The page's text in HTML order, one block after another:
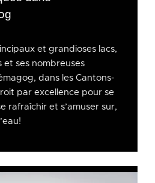
et grandioses lacs,
et ses nombreuses
dans les Cantons-
par excellence pour se
rafraîchir et s’amuser sur,